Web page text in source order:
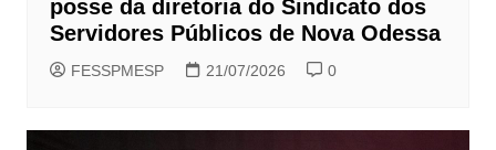
posse da diretoria do Sindicato dos
Servidores Públicos de Nova Odessa
FESSPMESP 21/07/2026 0